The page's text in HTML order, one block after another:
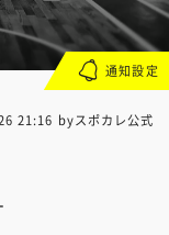
21:16 byスポカレ公式
通知設定